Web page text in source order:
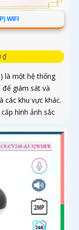
WIFI
₫
là một hệ thống
giám sát và
các khu vực khác.
hình ảnh sắc